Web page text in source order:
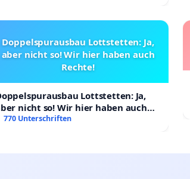
Doppelspurausbau Lottstetten: Ja,
aber nicht so! Wir hier haben auch
Rechte!
Lottstetten: Ja,
nicht so! Wir hier haben auch
Rechte!
770 Unterschriften